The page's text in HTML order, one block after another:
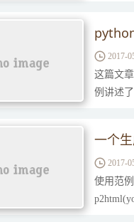
2017-
这篇文
例讲述
一个
2017-
使用范例